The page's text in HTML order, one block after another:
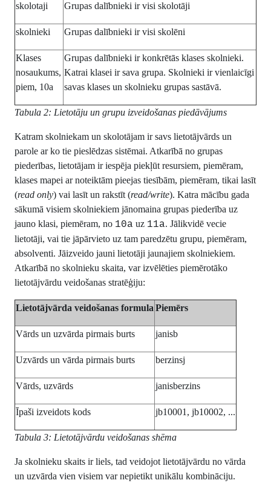
skolotaji Grupas dalībnieki ir visi skolotāji
skolnieki Grupas dalībnieki ir visi skolēni
Klases
nosaukums,
piem, 10a
Grupas dalībnieki ir konkrētās klases skolnieki.
Katrai klasei ir sava grupa. Skolnieki ir vienlaicīgi
savas klases un skolnieku grupas sastāvā.
Tabula 2: Lietotāju un grupu izveidošanas piedāvājums
Katram skolniekam un skolotājam ir savs lietotājvārds un
parole ar ko tie pieslēdzas sistēmai. Atkarībā no grupas
piederības, lietotājam ir iespēja piekļūt resursiem, piemēram,
klases mapei ar noteiktām pieejas tiesībām, piemēram, tikai lasīt
(read only) vai lasīt un rakstīt (read/write). Katra mācību gada
sākumā visiem skolniekiem jānomaina grupas piederība uz
jauno klasi, piemēram, no 10a uz 11a. Jālikvidē vecie
lietotāji, vai tie jāpārvieto uz tam paredzētu grupu, piemēram,
absolventi. Jāizveido jauni lietotāji jaunajiem skolniekiem.
Atkarībā no skolnieku skaita, var izvēlēties piemērotāko
lietotājvārdu veidošanas stratēģiju:
Lietotājvārda veidošanas formula Piemērs
Vārds un uzvārda pirmais burts janisb
Uzvārds un vārda pirmais burts berzinsj
Vārds, uzvārds janisberzins
Īpaši izveidots kods jb10001, jb10002, ...
Tabula 3: Lietotājvārdu veidošanas shēma
Ja skolnieku skaits ir liels, tad veidojot lietotājvārdu no vārda
un uzvārda vien visiem var nepietikt unikālu kombināciju.